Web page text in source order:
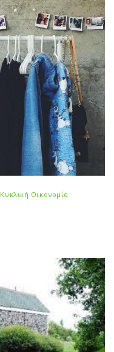
Κυκλική Οικονομία